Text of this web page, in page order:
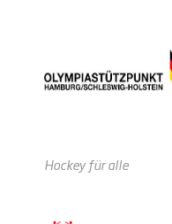
Hockey für alle